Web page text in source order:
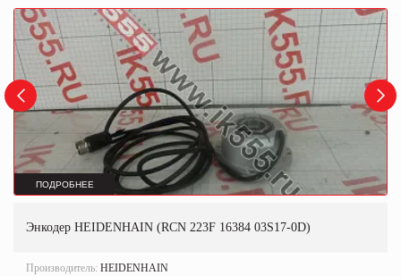
ПОДРОБНЕЕ
Энкодер HEIDENHAIN (RCN 223F 16384 03S17-0D)
Производитель: HEIDENHAIN